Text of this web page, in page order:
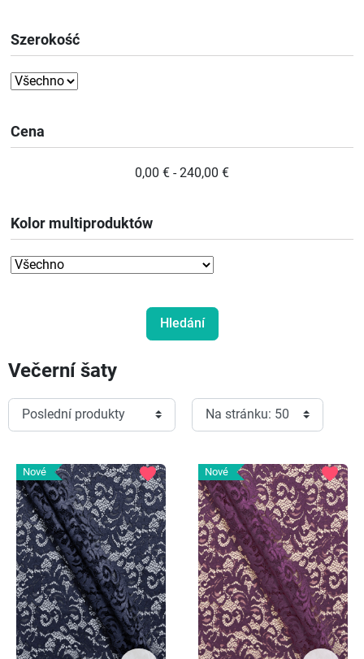
Szerokość
Cena
0,00 € - 240,00 €
Kolor multiproduktów
Večerní šaty
Nové favorite Nové favorite